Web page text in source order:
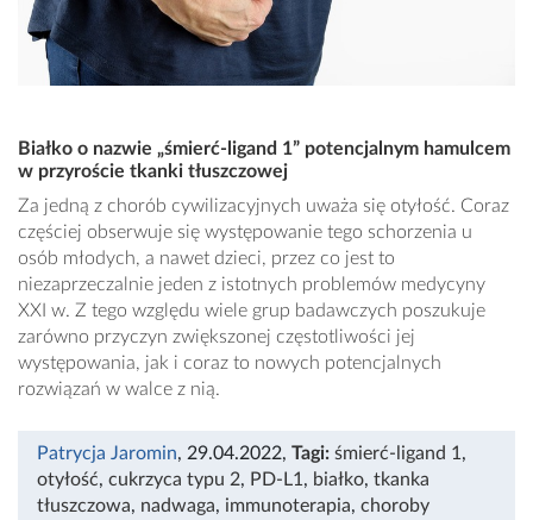
Białko o nazwie „śmierć-ligand 1” potencjalnym hamulcem
w przyroście tkanki tłuszczowej
Za jedną z chorób cywilizacyjnych uważa się otyłość. Coraz
częściej obserwuje się występowanie tego schorzenia u
osób młodych, a nawet dzieci, przez co jest to
niezaprzeczalnie jeden z istotnych problemów medycyny
XXI w. Z tego względu wiele grup badawczych poszukuje
zarówno przyczyn zwiększonej częstotliwości jej
występowania, jak i coraz to nowych potencjalnych
rozwiązań w walce z nią.
Patrycja Jaromin, 29.04.2022, Tagi: śmierć-ligand 1 ,
otyłość, cukrzyca typu 2, PD-L1 , białko, tkanka
tłuszczowa, nadwaga, immunoterapia, choroby